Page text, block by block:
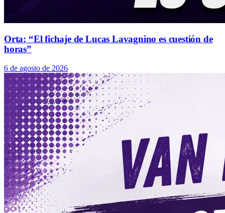
Orta: “El fichaje de Lucas Lavagnino es cuestión de
horas”
6 de agosto de 2026